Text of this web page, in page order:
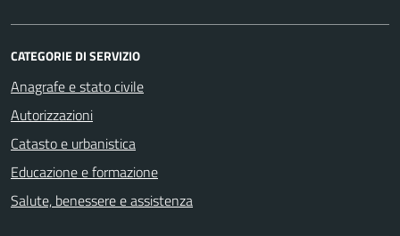
CATEGORIE DI SERVIZIO
Anagrafe e stato civile
Autorizzazioni
Catasto e urbanistica
Educazione e formazione
Salute, benessere e assistenza